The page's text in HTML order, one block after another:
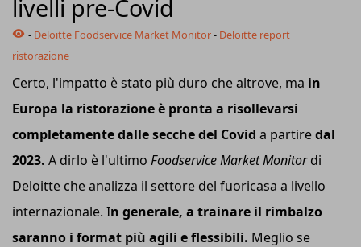
livelli pre-Covid
- Deloitte Foodservice Market Monitor- Deloitte report
ristorazione
Certo, l'impatto è stato più duro che altrove, ma in
Europa la ristorazione è pronta a risollevarsi
completamente dalle secche del Covid a partiredal
2023. A dirlo è l'ultimo Foodservice Market Monitordi
Deloitte che analizza il settore del fuoricasa a livello
internazionale. In generale, a trainare il rimbalzo
saranno i format più agili e flessibili. Meglio se